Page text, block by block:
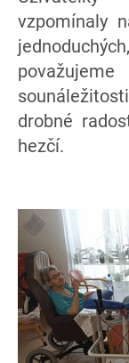
vzpomínaly
drobné
hezčí.